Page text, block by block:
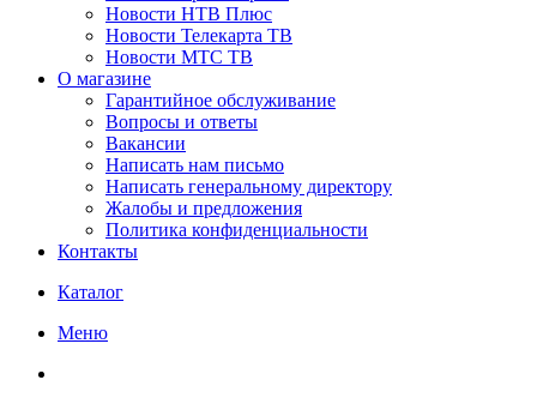
Новости НТВ Плюс
Новости Телекарта ТВ
Новости МТС ТВ
О магазине
Гарантийное обслуживание
Вопросы и ответы
Вакансии
Написать нам письмо
Написать генеральному директору
Жалобы и предложения
Политика конфиденциальности
Контакты
Каталог
Меню